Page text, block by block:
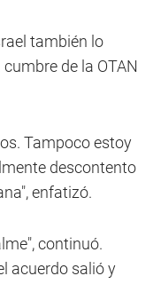
también lo
de la OTAN
Tampoco estoy
descontento
enfatizó.
continuó.
acuerdo salió y